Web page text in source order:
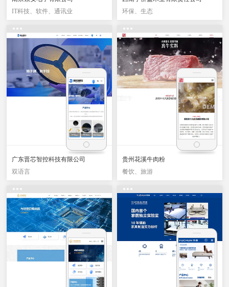
IT科技、软件、通讯业
环保、生态
广东晋芯智控科技有限公司
双语言
贵州花溪牛肉粉
餐饮、旅游